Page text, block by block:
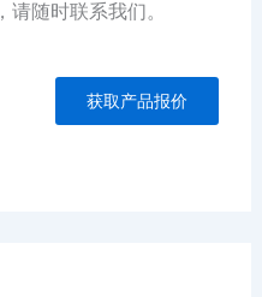
请随时联系我们。
获取产品报价